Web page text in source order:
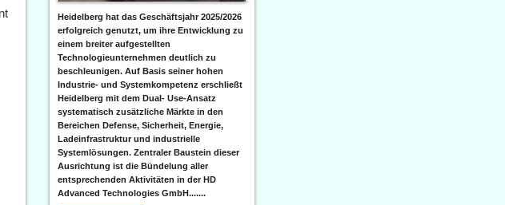
Heidelberg hat das Geschäftsjahr 2025/2026
erfolgreich genutzt, um ihre Entwicklung zu
einem breiter aufgestellten
Technologieunternehmen deutlich zu
beschleunigen. Auf Basis seiner hohen
Industrie- und Systemkompetenz erschließt
Heidelberg mit dem Dual- Use-Ansatz
systematisch zusätzliche Märkte in den
Bereichen Defense, Sicherheit, Energie,
Ladeinfrastruktur und industrielle
Systemlösungen. Zentraler Baustein dieser
Ausrichtung ist die Bündelung aller
entsprechenden Aktivitäten in der HD
Advanced Technologies GmbH.......